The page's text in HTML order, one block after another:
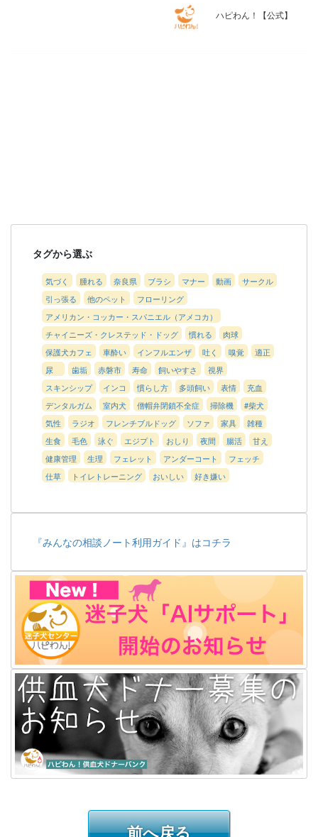
ハピわん！【公式】
タグから選ぶ
気づく 腫れる 奈良県 ブラシ マナー 動画
サークル
引っ張る
他のペット
フローリング
アメリカン・コッカー・スパニエル（アメコカ）
チャイニーズ・クレステッド・ドッグ
慣れる
肉球
保護犬カフェ
車酔い インフルエンザ 吐く 嗅覚
適正
尿
歯垢 赤磐市 寿命 飼いやすさ
視界
スキンシップ
インコ 慣らし方 多頭飼い 表情
充血
デンタルガム
室内犬 僧帽弁閉鎖不全症 掃除機
#柴犬
気性
ラジオ フレンチブルドッグ ソファ 家具
雑種
生食
毛色 泳ぐ エジプト おしり 夜間 腸活
甘え
健康管理
生理 フェレット アンダーコート
フェッチ
仕草
トイレトレーニング おいしい 好き嫌い
『みんなの相談ノート利用ガイド』はコチラ
前へ戻る